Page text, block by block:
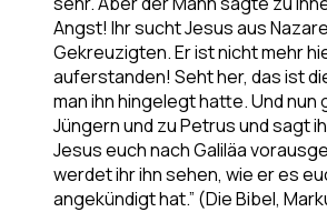
Angst! Ihr sucht Jesus aus
Gekreuzigten. Er ist nicht mehr
auferstanden! Seht her, das ist
man ihn hingelegt hatte. Und nun
Jüngern und zu Petrus und sagt
Jesus euch nach Galiläa
werdet ihr ihn sehen, wie er es
angekündigt hat.” (Die Bibel,